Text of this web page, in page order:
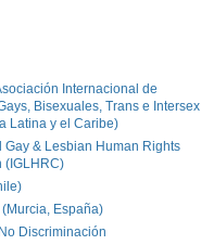
Internacional de
Bisexuales, Trans e Intersex
Latina y el Caribe)
Gay & Lesbian Human Rights
(IGLHRC)
España)
Discriminación